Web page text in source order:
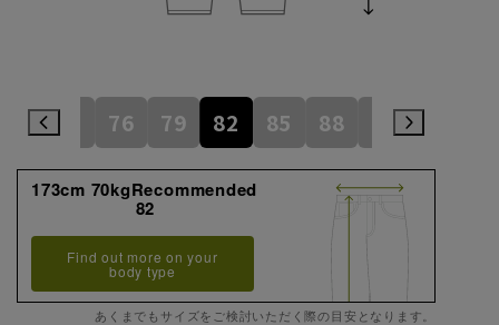
73 76 79 82 85 88 91
173cm 70kgRecommended
82
Find out more on your
body type
あくまでもサイズをご検討いただく際の目安となります。